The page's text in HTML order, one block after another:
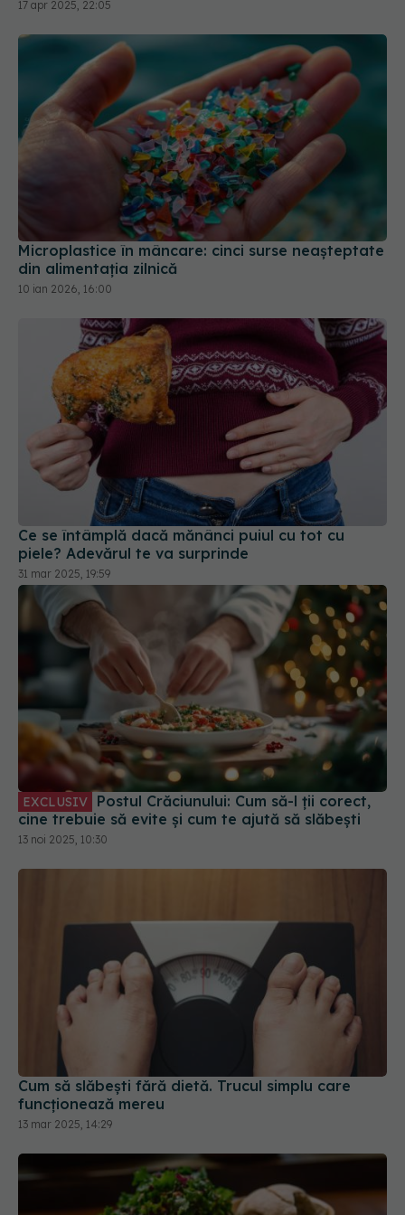
17 apr 2025, 22:05
Microplastice în mâncare: cinci surse neașteptate
din alimentația zilnică
10 ian 2026, 16:00
Ce se întâmplă dacă mănânci puiul cu tot cu
piele? Adevărul te va surprinde
31 mar 2025, 19:59
EXCLUSIV
cine trebuie să evite și cum te ajută să slăbești
13 noi 2025, 10:30
Cum să slăbești fără dietă. Trucul simplu care
funcționează mereu
13 mar 2025, 14:29